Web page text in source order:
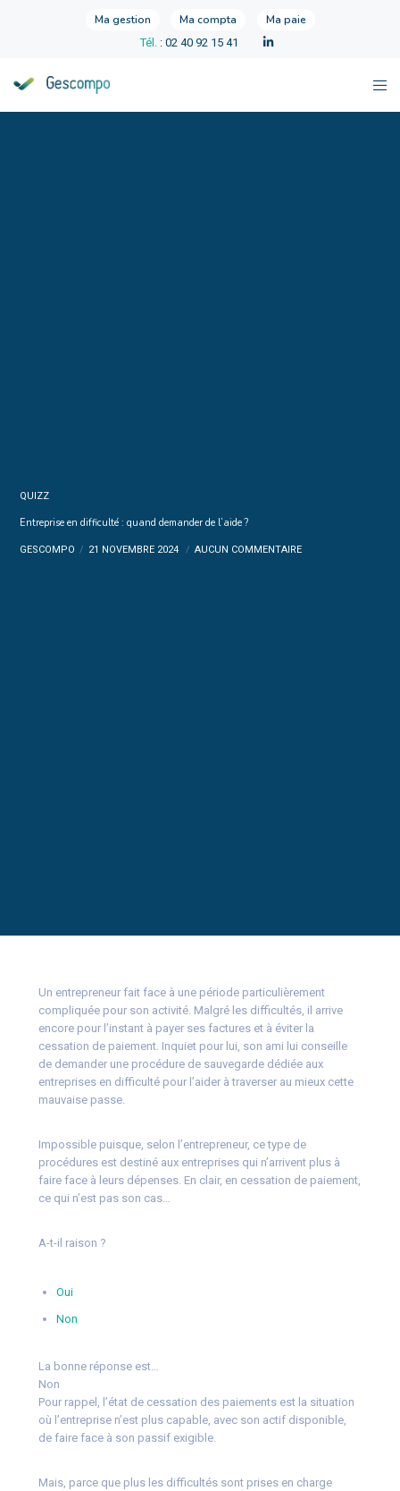
Ma gestion Ma compta Ma paie
Tél. : 02 40 92 15 41
QUIZZ
Entreprise en difficulté : quand demander de l’aide ?
GESCOMPO 21 NOVEMBRE 2024 AUCUN COMMENTAIRE
Un entrepreneur fait face à une période particulièrement
compliquée pour son activité. Malgré les difficultés, il arrive
encore pour l’instant à payer ses factures et à éviter la
cessation de paiement. Inquiet pour lui, son ami lui conseille
de demander une procédure de sauvegarde dédiée aux
entreprises en difficulté pour l’aider à traverser au mieux cette
mauvaise passe.
Impossible puisque, selon l’entrepreneur, ce type de
procédures est destiné aux entreprises qui n’arrivent plus à
faire face à leurs dépenses. En clair, en cessation de paiement,
ce qui n’est pas son cas…
A-t-il raison ?
Oui
Non
La bonne réponse est…
Non
Pour rappel, l’état de cessation des paiements est la situation
où l’entreprise n’est plus capable, avec son actif disponible,
de faire face à son passif exigible.
Mais, parce que plus les difficultés sont prises en charge